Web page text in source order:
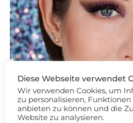
Diese Webseite verwendet
Wir verwenden Cookies, um
zu personalisieren,
anbieten zu können und die
Website zu analysieren.